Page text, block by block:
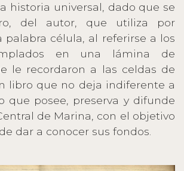
historia universal, dado que se
del autor, que utiliza por
palabra célula, al referirse a los
en una lámina de
le recordaron a las celdas de
libro que no deja indiferente a
que posee, preserva y difunde
de Marina, con el objetivo
dar a conocer sus fondos.